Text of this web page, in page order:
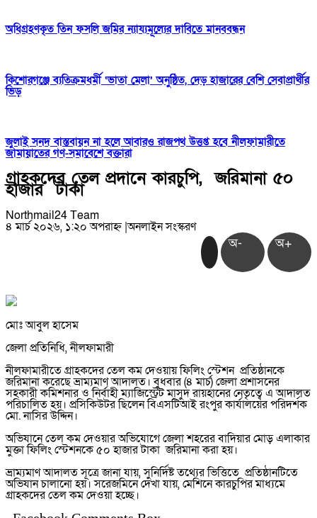
অধিগ্রহণকৃত তিন ফসলি জমির ন্যায্যমূল্যের দাবিতে মানববন্ধন
কিশোরগঞ্জে ব্যতিক্রমধর্মী ‘ভাতা মেলা’ অনুষ্ঠিত, দেড় হাজারের বেশি সেবাপ্রার্থীর
ভিড়
জুলাই সনদ বাস্তবায়ন না হলে আবারও রাজপথ উত্তপ্ত হবে নীলফামারীতে
জামায়াতের গণ-সমাবেশে বক্তারা
গ্রাহকদের তেল প্রদানে কারচুপি, জরিমানা ৫০
হাজার টাকা
Northmail24 Team
৪ মার্চ ২০২৬, ১:২০ অপরাহ্ন|অনলাইন সংস্করণ
অ- অ+
মোঃ আবুল হাসেম
জেলা প্রতিনিধি, নীলফামারী
নীলফামারীতে গ্রাহকদের তেল কম দেওয়ায় ফিলিং স্টেশন প্রতিষ্ঠানকে
জরিমানা করেছে ভ্রাম্যমাণ আদালত। বুধবার (৪ মার্চ) জেলা প্রশাসনের
সহকারী কমিশনার ও নির্বাহী ম্যাজিস্ট্রেট মাসুদ রায়হানের নেতৃত্বে এ আদালত
পরিচালিত হয়। প্রসিকিউটর ছিলেন বিএসটিআই রংপুর কার্যালয়ের পরিদর্শক
মো. নাসির উদ্দিন।
অভিযানে তেল কম দেওয়ার অভিযোগে জেলা শহরের বাদিয়ার মোড় এলাকার
মুক্তা ফিলিং স্টেশনকে ৫০ হাজার টাকা জরিমানা করা হয়।
ভ্রাম্যমাণ আদালত সূত্রে জানা যায়, সুনির্দিষ্ট তথ্যের ভিত্তিতে প্রতিষ্ঠানটিতে
অভিযান চালানো হয়। সরেজমিনে দেখা যায়, মেশিনে কারচুপির মাধ্যমে
গ্রাহকদের তেল কম দেওয়া হচ্ছে।